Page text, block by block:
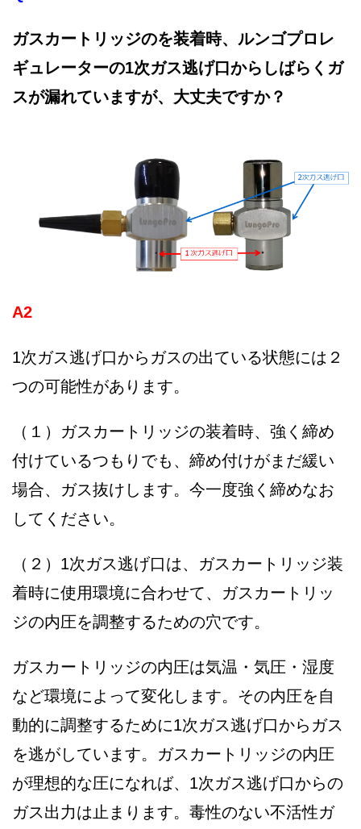
ガスカートリッジのを装着時、ルンゴプロレ
ギュレーターの1次ガス逃げ口からしばらくガ
スが漏れていますが、大丈夫ですか？
A2
1次ガス逃げ口からガスの出ている状態には２
つの可能性があります。
（１）ガスカートリッジの装着時、強く締め
付けているつもりでも、締め付けがまだ緩い
場合、ガス抜けします。今一度強く締めなお
してください。
（２）1次ガス逃げ口は、ガスカートリッジ装
着時に使用環境に合わせて、ガスカートリッ
ジの内圧を調整するための穴です。
ガスカートリッジの内圧は気温・気圧・湿度
など環境によって変化します。その内圧を自
動的に調整するために1次ガス逃げ口からガス
を逃がしています。ガスカートリッジの内圧
が理想的な圧になれば、1次ガス逃げ口からの
ガス出力は止まります。毒性のない不活性ガ